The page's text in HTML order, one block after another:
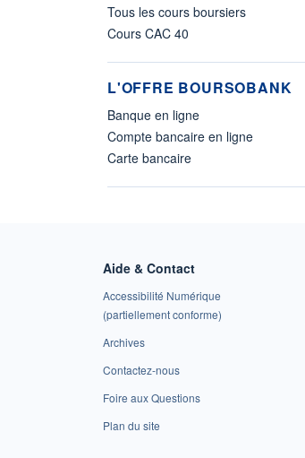
Tous les cours boursiers
Cours CAC 40
L'OFFRE BOURSOBANK
Banque en ligne
Compte bancaire en ligne
Carte bancaire
Aide & Contact
Accessibilité Numérique
(partiellement conforme)
Archives
Contactez-nous
Foire aux Questions
Plan du site